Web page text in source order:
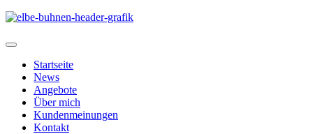
Startseite
News
Angebote
Über mich
Kundenmeinungen
Kontakt